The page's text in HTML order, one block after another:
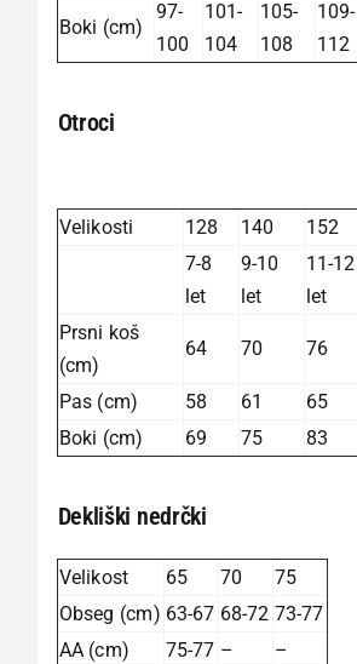
Boki (cm)
97-
100
101-
104
105-
108
109-
112
Otroci
Velikosti 128 140 152
7-8
let
9-10
let
11-12
let
Prsni koš
(cm)
64 70 76
Pas (cm) 58 61 65
Boki (cm)
69 75 83
Dekliški nedrčki
Velikost 65 70
75
Obseg (cm) 63-67 68-72 73-77
AA (cm)
75-77 –
–